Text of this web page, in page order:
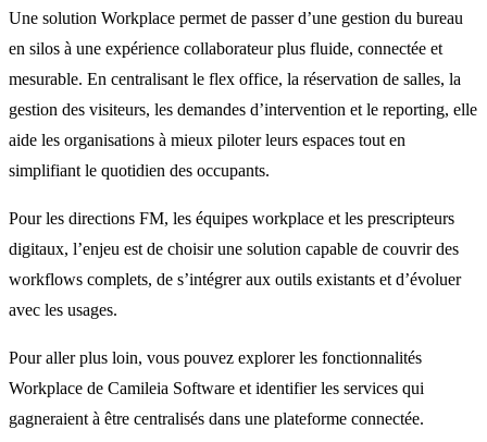
Une solution Workplace permet de passer d’une gestion du bureau
en silos à une expérience collaborateur plus fluide, connectée et
mesurable. En centralisant le flex office, la réservation de salles, la
gestion des visiteurs, les demandes d’intervention et le reporting, elle
aide les organisations à mieux piloter leurs espaces tout en
simplifiant le quotidien des occupants.
Pour les directions FM, les équipes workplace et les prescripteurs
digitaux, l’enjeu est de choisir une solution capable de couvrir des
workflows complets, de s’intégrer aux outils existants et d’évoluer
avec les usages.
Pour aller plus loin, vous pouvez explorer les fonctionnalités
Workplace de Camileia Software et identifier les services qui
gagneraient à être centralisés dans une plateforme connectée.